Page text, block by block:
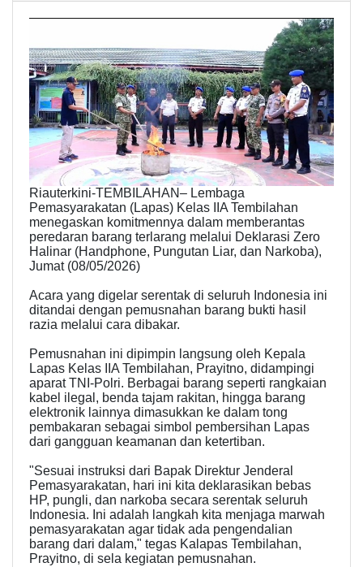
Riauterkini-TEMBILAHAN– Lembaga
Pemasyarakatan (Lapas) Kelas IIA Tembilahan
menegaskan komitmennya dalam memberantas
peredaran barang terlarang melalui Deklarasi Zero
Halinar (Handphone, Pungutan Liar, dan Narkoba),
Jumat (08/05/2026)
Acara yang digelar serentak di seluruh Indonesia ini
ditandai dengan pemusnahan barang bukti hasil
razia melalui cara dibakar.
Pemusnahan ini dipimpin langsung oleh Kepala
Lapas Kelas IIA Tembilahan, Prayitno, didampingi
aparat TNI-Polri. Berbagai barang seperti rangkaian
kabel ilegal, benda tajam rakitan, hingga barang
elektronik lainnya dimasukkan ke dalam tong
pembakaran sebagai simbol pembersihan Lapas
dari gangguan keamanan dan ketertiban.
"Sesuai instruksi dari Bapak Direktur Jenderal
Pemasyarakatan, hari ini kita deklarasikan bebas
HP, pungli, dan narkoba secara serentak seluruh
Indonesia. Ini adalah langkah kita menjaga marwah
pemasyarakatan agar tidak ada pengendalian
barang dari dalam," tegas Kalapas Tembilahan,
Prayitno, di sela kegiatan pemusnahan.